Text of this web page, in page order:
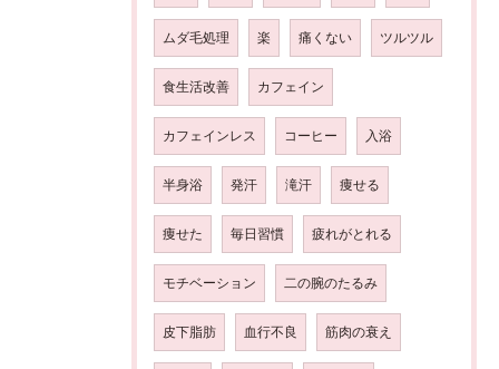
ムダ毛処理 楽 痛くない ツルツル
食生活改善 カフェイン
カフェインレス コーヒー 入浴
半身浴 発汗 滝汗 痩せる
痩せた 毎日習慣 疲れがとれる
モチベーション 二の腕のたるみ
皮下脂肪 血行不良 筋肉の衰え